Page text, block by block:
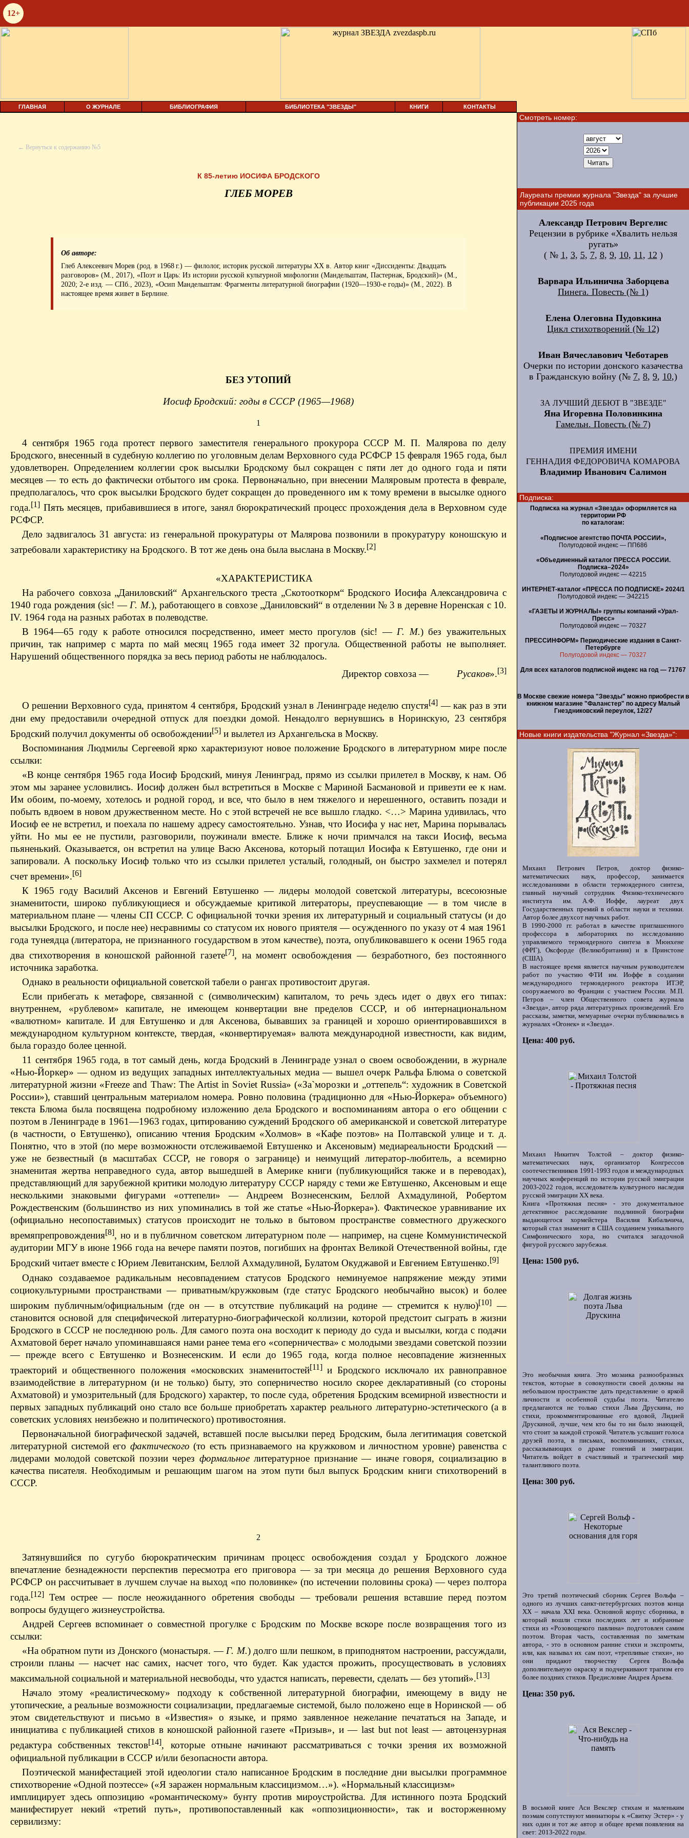
12+
ГЛАВНАЯ О ЖУРНАЛЕ БИБЛИОГРАФИЯ БИБЛИОТЕКА "ЗВЕЗДЫ" КНИГИ КОНТАКТЫ
← Вернуться к содержанию №5
К 85-летиюИОСИФА БРОДСКОГО
ГЛЕБ МОРЕВ
Об авторе:
Глеб Алексеевич Морев (род. в 1968 г.) — филолог, историк русской литературы ХХ в. Автор книг «Диссиденты: Двадцать
разговоров» (М., 2017), «Поэт и Царь: Из истории русской культурной мифологии (Мандельштам, Пастернак, Бродский)» (М.,
2020; 2-е изд. — СПб., 2023), «Осип Мандельштам: Фрагменты литературной биографии (1920—1930-е годы)» (М., 2022). В
настоящее время живет в Берлине.
БЕЗ УТОПИЙ
Иосиф Бродский: годы в СССР (1965—1968)
1
4 сентября 1965 года протест первого заместителя генерального прокурора СССР М. П. Малярова по делу
Бродского, внесенный в судебную коллегию по уголовным делам Верховного суда РСФСР 15 февраля 1965 года, был
удовлетворен. Определением коллегии срок высылки Бродскому был сокращен с пяти лет до одного года и пяти
месяцев — то есть до фактически отбытого им срока. Первоначально, при внесении Маляровым протеста в феврале,
предполагалось, что срок высылки Бродского будет сокращен до проведенного им к тому времени в высылке одного
года.[1] Пять месяцев, прибавившиеся в итоге, занял бюрократический процесс прохождения дела в Верховном суде
РСФСР.
Дело задвигалось 31 августа: из генеральной прокуратуры от Малярова позвонили в прокуратуру коношскую и
затребовали характеристику на Бродского. В тот же день она была выслана в Москву.[2]
«ХАРАКТЕРИСТИКА
На рабочего совхоза „Даниловский“ Архангельского треста „Скотооткорм“ Бродского Иосифа Александровича с
1940 года рождения (sic! — Г. М.), работающего в совхозе „Даниловский“ в отделении № 3 в деревне Норенская с 10.
IV. 1964 года на разных работах в полеводстве.
В 1964—65 году к работе относился посредственно, имеет место прогулов (sic! — Г. М.) без уважительных
причин, так например с марта по май месяц 1965 года имеет 32 прогула. Общественной работы не выполняет.
Нарушений общественного порядка за весь период работы не наблюдалось.
Директор совхоза — Русаков».[3]
О решении Верховного суда, принятом 4 сентября, Бродский узнал в Ленинграде неделю спустя[4]— как раз в эти
дни ему предоставили очередной отпуск для поездки домой. Ненадолго вернувшись в Норинскую, 23 сентября
Бродский получил документы об освобождении[5] и вылетел из Архангельска в Москву.
Воспоминания Людмилы Сергеевой ярко характеризуют новое положение Бродского в литературном мире после
ссылки:
«В конце сентября 1965 года Иосиф Бродский, минуя Ленинград, прямо из ссылки прилетел в Москву, к нам. Об
этом мы заранее условились. Иосиф должен был встретиться в Москве с Мариной Басмановой и привезти ее к нам.
Им обоим, по-моему, хотелось и родной город, и все, что было в нем тяжелого и нерешенного, оставить позади и
побыть вдвоем в новом дружественном месте. Но с этой встречей не все вышло гладко. <…> Марина удивилась, что
Иосиф ее не встретил, и поехала по нашему адресу самостоятельно. Узнав, что Иосифа у нас нет, Марина порывалась
уйти. Но мы ее не пустили, разговорили, поужинали вместе. Ближе к ночи примчался на такси Иосиф, весьма
пьяненький. Оказывается, он встретил на улице Васю Аксенова, который потащил Иосифа к Евтушенко, где они и
запировали. А поскольку Иосиф только что из ссылки прилетел усталый, голодный, он быстро захмелел и потерял
счет времени».[6]
К 1965 году Василий Аксенов и Евгений Евтушенко — лидеры молодой советской литературы, всесоюзные
знаменитости, широко публикующиеся и обсуждаемые критикой литераторы, преуспевающие — в том числе в
материальном плане — члены СП СССР. С официальной точки зрения их литературный и социальный статусы (и до
высылки Бродского, и после нее) несравнимы со статусом их нового приятеля — осужденного по указу от 4 мая 1961
года тунеядца (литератора, не признанного государством в этом качестве), поэта, опубликовавшего к осени 1965 года
два стихотворения в коношской районной газете[7], на момент освобождения — безработного, без постоянного
источника заработка.
Однако в реальности официальной советской табели о рангах противостоит другая.
Если прибегать к метафоре, связанной с (символическим) капиталом, то речь здесь идет о двух его типах:
внутреннем, «рублевом» капитале, не имеющем конвертации вне пределов СССР, и об интернациональном
«валютном» капитале. И для Евтушенко и для Аксенова, бывавших за границей и хорошо ориентировавшихся в
международном культурном контексте, твердая, «конвертируемая» валюта международной известности, как видим,
была гораздо более ценной.
11 сентября 1965 года, в тот самый день, когда Бродский в Ленинграде узнал о своем освобождении, в журнале
«Нью-Йоркер» — одном из ведущих западных интеллектуальных медиа — вышел очерк Ральфа Блюма о советской
литературной жизни «Freeze and Thaw: The Artist in Soviet Russia» («За`морозки и „оттепель“: художник в Советской
России»), ставший центральным материалом номера. Ровно половина (традиционно для «Нью-Йоркера» объемного)
текста Блюма была посвящена подробному изложению дела Бродского и воспоминаниям автора о его общении с
поэтом в Ленинграде в 1961—1963 годах, цитированию суждений Бродского об американской и советской литературе
(в частности, о Евтушенко), описанию чтения Бродским «Холмов» в «Кафе поэтов» на Полтавской улице и т. д.
Понятно, что в этой (по мере возможности отслеживаемой Евтушенко и Аксеновым) медиареальности Бродский —
уже не безвестный (в масштабах СССР, не говоря о загранице) и неимущий литератор-любитель, а всемирно
знаменитая жертва неправедного суда, автор вышедшей в Америке книги (публикующийся также и в переводах),
представляющий для зарубежной критики молодую литературу СССР наряду с теми же Евтушенко, Аксеновым и еще
несколькими знаковыми фигурами «оттепели» — Андреем Вознесенским, Беллой Ахмадулиной, Робертом
Рождественским (большинство из них упоминались в той же статье «Нью-Йоркера»). Фактическое уравнивание их
(официально несопоставимых) статусов происходит не только в бытовом пространстве совместного дружеского
времяпрепровождения[8], но и в публичном советском литературном поле — например, на сцене Коммунистической
аудитории МГУ в июне 1966 года на вечере памяти поэтов, погибших на фронтах Великой Отечественной войны, где
Бродский читает вместе с Юрием Левитанским, Беллой Ахмадулиной, Булатом Окуджавой и Евгением Евтушенко.[9]
Однако создаваемое радикальным несовпадением статусов Бродского неминуемое напряжение между этими
социокультурными пространствами — приватным/кружковым (где статус Бродского необычайно высок) и более
широким публичным/официальным (где он — в отсутствие публикаций на родине — стремится к нулю)[10]—
становится основой для специфической литературно-биографической коллизии, которой предстоит сыграть в жизни
Бродского в СССР не последнюю роль. Для самого поэта она восходит к периоду до суда и высылки, когда с подачи
Ахматовой берет начало упоминавшаяся нами ранее тема его «соперничества» с молодыми звездами советской поэзии
— прежде всего с Евтушенко и Вознесенским. И если до 1965 года, когда полное несовпадение жизненных
траекторий и общественного положения «московских знаменитостей[11]и Бродского исключало их равноправное
взаимодействие в литературном (и не только) быту, это соперничество носило скорее декларативный (со стороны
Ахматовой) и умозрительный (для Бродского) характер, то после суда, обретения Бродским всемирной известности и
первых западных публикаций оно стало все больше приобретать характер реального литературно-эстетического (а в
советских условиях неизбежно и политического) противостояния.
Первоначальной биографической задачей, вставшей после высылки перед Бродским, была легитимация советской
литературной системой его фактического (то есть признаваемого на кружковом и личностном уровне) равенства с
лидерами молодой советской поэзии через формальноелитературное признание — иначе говоря, социализацию в
качества писателя. Необходимым и решающим шагом на этом пути был выпуск Бродским книги стихотворений в
СССР.
2
Затянувшийся по сугубо бюрократическим причинам процесс освобождения создал у Бродского ложное
впечатление безнадежности перспектив пересмотра его приговора — за три месяца до решения Верховного суда
РСФСР он рассчитывает в лучшем случае на выход «по половинке» (по истечении половины срока) — через полтора
года.[12] Тем острее — после неожиданного обретения свободы — требовали решения вставшие перед поэтом
вопросы будущего жизнеустройства.
Андрей Сергеев вспоминает о совместной прогулке с Бродским по Москве вскоре после возвращения того из
ссылки:
«На обратном пути из Донского (монастыря. —Г. М.) долго шли пешком, в приподнятом настроении, рассуждали,
строили планы — насчет нас самих, насчет того, что будет. Как удастся прожить, просуществовать в условиях
максимальной социальной и материальной несвободы, что удастся написать, перевести, сделать — без утопий».[13]
Начало этому «реалистическому» подходу к собственной литературной биографии, имеющему в виду не
утопические, а реальные возможности социализации, предлагаемые системой, было положено еще в Норинской — об
этом свидетельствуют и письмо в «Известия» о языке, и прямо заявленное нежелание печататься на Западе, и
инициатива с публикацией стихов в коношской районной газете «Призыв», и — last but not least — автоцензурная
редактура собственных текстов[14], которые отныне начинают рассматриваться с точки зрения их возможной
официальной публикации в СССР и/или безопасности автора.
Поэтической манифестацией этой идеологии стало написанное Бродским в последние дни высылки программное
стихотворение «Одной поэтессе» («Я заражен нормальным классицизмом…»). «Нормальный классицизм»
имплицирует здесь оппозицию «романтическому» бунту против мироустройства. Для истинного поэта Бродский
манифестирует некий «третий путь», противопоставленный как «оппозиционности», так и восторженному
сервилизму:
Смотреть номер:
Лауреаты премии журнала "Звезда" за лучшие
публикации 2025 года
Александр Петрович Вергелис
Рецензии в рубрике «Хвалить нельзя
ругать»
( № 1, 3, 5, 7, 8, 9, 10, 11, 12 )
Варвара Ильинична Заборцева
Пинега. Повесть (№ 1)
Елена Олеговна Пудовкина
Цикл стихотворений (№ 12)
Иван Вячеславович Чеботарев
Очерки по истории донского казачества
в Гражданскую войну (№ 7, 8, 9, 10,)
ЗА ЛУЧШИЙ ДЕБЮТ В "ЗВЕЗДЕ"
Яна Игоревна Половинкина
Гамельн. Повесть (№ 7)
ПРЕМИЯ ИМЕНИ
ГЕННАДИЯ ФЕДОРОВИЧА КОМАРОВА
Владимир Иванович Салимон
Подписка:
Подписка на журнал «Звезда» оформляется на
территории РФ
по каталогам:
«Подписное агентство ПОЧТА РОССИИ»,
Полугодовой индекс — ПП686
«Объединенный каталог ПРЕССА РОССИИ.
Подписка–2024»
Полугодовой индекс — 42215
ИНТЕРНЕТ-каталог «ПРЕССА ПО ПОДПИСКЕ» 2024/1
Полугодовой индекс — Э42215
«ГАЗЕТЫ И ЖУРНАЛЫ» группы компаний «Урал-
Пресс»
Полугодовой индекс — 70327
ПРЕССИНФОРМ» Периодические издания в Санкт-
Петербурге
Полугодовой индекс — 70327
Для всех каталогов подписной индекс на год — 71767
В Москве свежие номера "Звезды" можно приобрести в
книжном магазине "Фаланстер" по адресу Малый
Гнездниковский переулок, 12/27
Новые книги издательства "Журнал «Звезда»":
Михаил Петрович Петров, доктор физико-
математических наук, профессор, занимается
исследованиями в области термоядерного синтеза,
главный научный сотрудник Физико-технического
института им. А.Ф. Иоффе, лауреат двух
Государственных премий в области науки и техники.
Автор более двухсот научных работ.
В 1990-2000 гг. работал в качестве приглашенного
профессора в лабораториях по исследованию
управляемого термоядерного синтеза в Мюнхене
(ФРГ), Оксфорде (Великобритания) и в Принстоне
(США).
В настоящее время является научным руководителем
работ по участию ФТИ им. Иоффе в создании
международного термоядерного реактора ИТЭР,
сооружаемого во Франции с участием России. М.П.
Петров – член Общественного совета журнала
«Звезда», автор ряда литературных произведений. Его
рассказы, заметки, мемуарные очерки публиковались в
журналах «Огонек» и «Звезда».
Цена: 400 руб.
Михаил Никитич Толстой – доктор физико-
математических наук, организатор Конгрессов
соотечественников 1991-1993 годов и международных
научных конференций по истории русской эмиграции
2003-2022 годов, исследователь культурного наследия
русской эмиграции ХХ века.
Книга «Протяжная песня» - это документальное
детективное расследование подлинной биографии
выдающегося хормейстера Василия Кибальчича,
который стал знаменит в США созданием уникального
Симфонического хора, но считался загадочной
фигурой русского зарубежья.
Цена: 1500 руб.
Это необычная книга. Это мозаика разнообразных
текстов, которые в совокупности своей должны на
небольшом пространстве дать представление о яркой
личности и особенной судьбы поэта. Читателю
предлагаются не только стихи Льва Друскина, но
стихи, прокомментированные его вдовой, Лидией
Друскиной, лучше, чем кто бы то ни было знающей,
что стоит за каждой строкой. Читатель услышит голоса
друзей поэта, в письмах, воспоминаниях, стихах,
рассказывающих о драме гонений и эмиграции.
Читатель войдет в счастливый и трагический мир
талантливого поэта.
Цена: 300 руб.
Это третий поэтический сборник Сергея Вольфа –
одного из лучших санкт-петербургских поэтов конца
ХХ – начала XXI века. Основной корпус сборника, в
который вошли стихи последних лет и избранные
стихи из «Розовощекого павлина» подготовлен самим
поэтом. Вторая часть, составленная по заметкам
автора, - это в основном ранние стихи и экспромты,
или, как называл их сам поэт, «трепливые стихи», но
они придают творчеству Сергея Вольфа
дополнительную окраску и подчеркивают трагизм его
более поздних стихов. Предисловие Андрея Арьева.
Цена: 350 руб.
В восьмой книге Аси Векслер стихам и маленьким
поэмам сопутствуют миниатюры к «Свитку Эстер» - у
них один и тот же автор и общее время появления на
свет: 2013-2022 годы.